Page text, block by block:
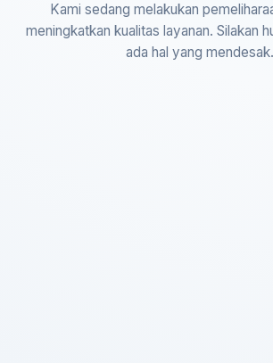
Kami sedang melakukan
meningkatkan kualitas layanan. Silakan
ada hal yang mendesak.